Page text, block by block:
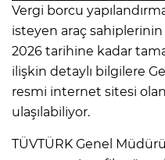
Vergi borcu
isteyen araç sahiplerinin
2026 tarihine kadar
ilişkin detaylı bilgilere
resmi internet sitesi
ulaşılabiliyor.
TÜVTÜRK Genel